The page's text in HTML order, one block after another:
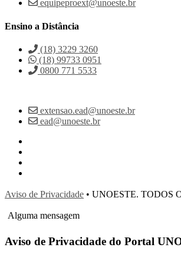
equipeproext@unoeste.br
Ensino a Distância
(18) 3229 3260
(18) 99733 0951
0800 771 5533
extensao.ead@unoeste.br
ead@unoeste.br
Aviso de Privacidade • UNOESTE. TODOS
Alguma mensagem
Aviso de Privacidade do Portal